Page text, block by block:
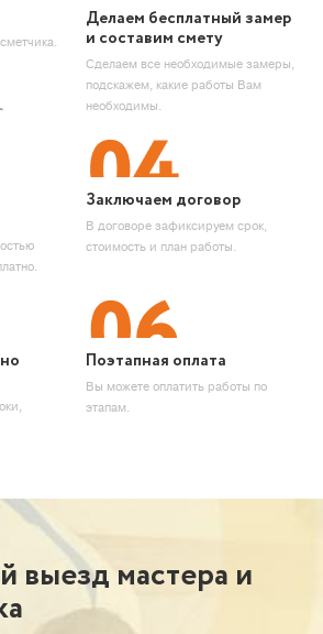
Делаем бесплатный замер
и составим смету
Сделаем все необходимые замеры,
подскажем, какие работы Вам
необходимы.
Заключаем договор
В договоре зафиксируем срок,
стоимость и план работы.
Поэтапная оплата
Вы можете оплатить работы по
этапам.
выезд мастера и